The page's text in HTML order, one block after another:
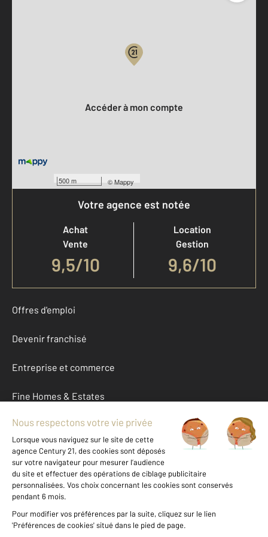
500 m ©Mappy
Accéder à mon compte
Votre agence est notée
Achat
Vente
9,5/10
Location
Gestion
9,6/10
Offres d'emploi
Devenir franchisé
Entreprise et commerce
Fine Homes & Estates
À propos
International
Nous contacter